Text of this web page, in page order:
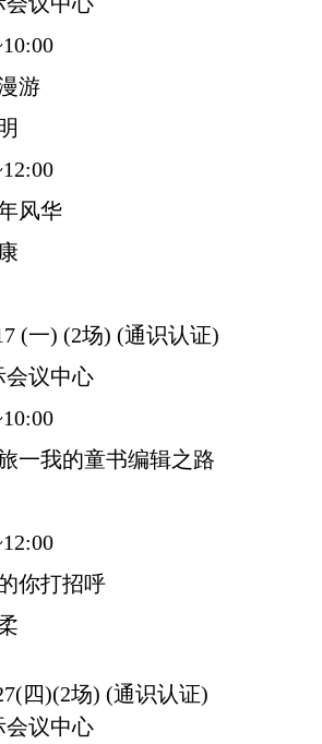
游
风华
(一) (2场) (通识认证)
会议中心
一我的童书编辑之路
你打招呼
四)(2场) (通识认证)
会议中心